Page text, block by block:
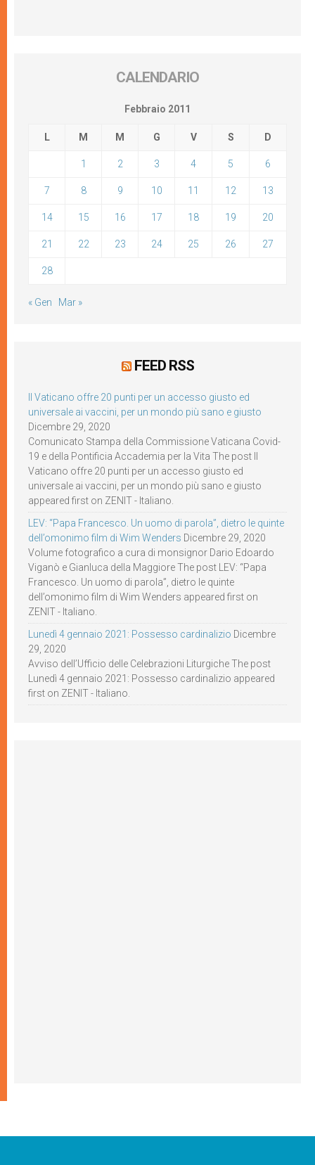
CALENDARIO
Febbraio 2011
L M M G V S D
1 2 3 4 5 6
7 8 9 10 11 12 13
14 15 16 17 18 19 20
21 22 23 24 25 26 27
28
« Gen Mar »
FEED RSS
Il Vaticano offre 20 punti per un accesso giusto ed
universale ai vaccini, per un mondo più sano e giusto
Dicembre 29, 2020
Comunicato Stampa della Commissione Vaticana Covid-
19 e della Pontificia Accademia per la Vita The post Il
Vaticano offre 20 punti per un accesso giusto ed
universale ai vaccini, per un mondo più sano e giusto
appeared first on ZENIT - Italiano.
LEV: “Papa Francesco. Un uomo di parola”, dietro le quinte
dell’omonimo film di Wim Wenders Dicembre 29, 2020
Volume fotografico a cura di monsignor Dario Edoardo
Viganò e Gianluca della Maggiore The post LEV: “Papa
Francesco. Un uomo di parola”, dietro le quinte
dell’omonimo film di Wim Wenders appeared first on
ZENIT - Italiano.
Lunedì 4 gennaio 2021: Possesso cardinalizio Dicembre
29, 2020
Avviso dell’Ufficio delle Celebrazioni Liturgiche The post
Lunedì 4 gennaio 2021: Possesso cardinalizio appeared
first on ZENIT - Italiano.